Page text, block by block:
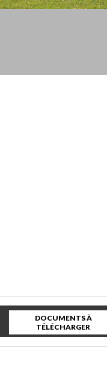
DOCUMENTS À
TÉLÉCHARGER